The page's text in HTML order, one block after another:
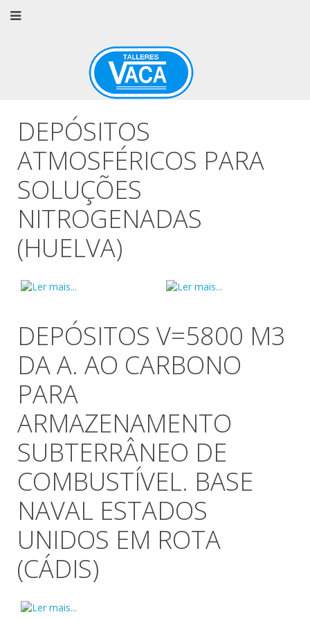
DEPÓSITOS
ATMOSFÉRICOS PARA
SOLUÇÕES
NITROGENADAS
(HUELVA)
DEPÓSITOS V=5800 M3
DA A. AO CARBONO
PARA
ARMAZENAMENTO
SUBTERRÂNEO DE
COMBUSTÍVEL. BASE
NAVAL ESTADOS
UNIDOS EM ROTA
(CÁDIS)